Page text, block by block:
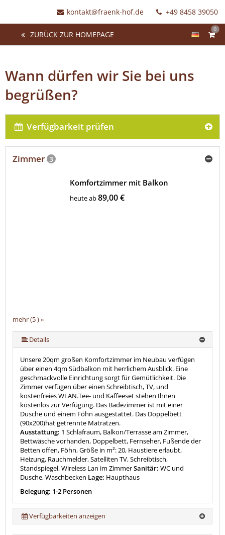
kontakt@fraenk-hof.de +49 8458 39050
0
ZURÜCK ZUR HOMEPAGE
Wann dürfen wir Sie bei uns
begrüßen?
Verfügbarkeit prüfen
Zimmer 3
mehr (5 ) »
mehr (5 ) »
Komfortzimmer mit Balkon
heute ab89,00 €
Details
Unsere 20qm großen Komfortzimmer im Neubau verfügen
über einen 4qm Südbalkon mit herrlichem Ausblick. Eine
geschmackvolle Einrichtung sorgt für Gemütlichkeit. Die
Zimmer verfügen über einen Schreibtisch, TV, und
kostenfreies WLAN.Tee- und Kaffeeset stehen Ihnen
kostenlos zur Verfügung. Das Badezimmer ist mit einer
Dusche und einem Föhn ausgestattet. Das Doppelbett
(90x200)hat getrennte Matratzen.
Ausstattung: 1 Schlafraum, Balkon/Terrasse am Zimmer,
Bettwäsche vorhanden, Doppelbett, Fernseher, Fußende der
Betten offen, Föhn, Größe in m²: 20, Haustiere erlaubt,
Heizung, Rauchmelder, Satelliten TV, Schreibtisch,
Standspiegel, Wireless Lan im ZimmerSanitär: WC und
Dusche, Waschbecken Lage: Haupthaus
Belegung: 1-2 Personen
Verfügbarkeiten anzeigen